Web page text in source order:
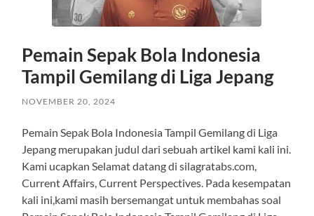
Pemain Sepak Bola Indonesia
Tampil Gemilang di Liga Jepang
NOVEMBER 20, 2024
Pemain Sepak Bola Indonesia Tampil Gemilang di Liga
Jepang merupakan judul dari sebuah artikel kami kali ini.
Kami ucapkan Selamat datang di silagratabs.com,
Current Affairs, Current Perspectives. Pada kesempatan
kali ini,kami masih bersemangat untuk membahas soal